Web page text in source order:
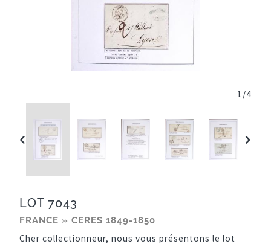
1/4
LOT 7043
FRANCE » CERES 1849-1850
Cher collectionneur, nous vous présentons le lot